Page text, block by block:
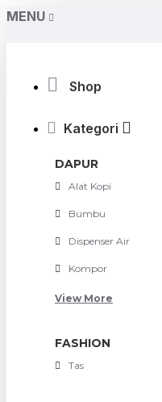
MENU
Shop
Kategori
DAPUR
Alat Kopi
Bumbu
Dispenser Air
Kompor
View More
FASHION
Tas